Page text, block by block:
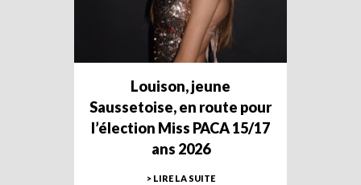
Louison, jeune
Saussetoise, en route pour
l’élection Miss PACA 15/17
ans 2026
> LIRE LA SUITE